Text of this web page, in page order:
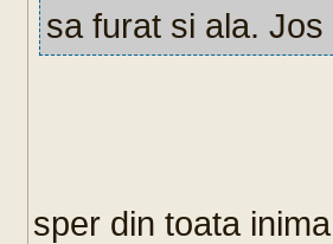
sa furat si ala.
sper din toata